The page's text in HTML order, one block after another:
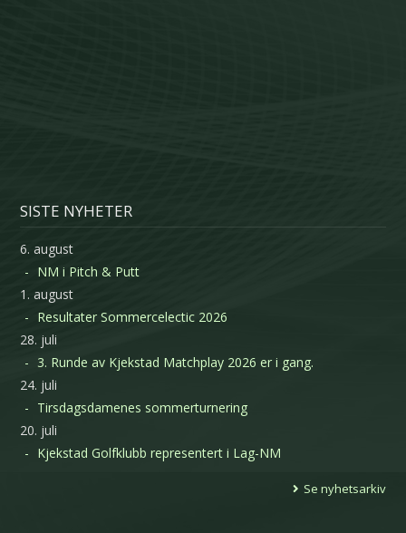
SISTE NYHETER
6. august
NM i Pitch & Putt
1. august
Resultater Sommercelectic 2026
28. juli
3. Runde av Kjekstad Matchplay 2026 er i gang.
24. juli
Tirsdagsdamenes sommerturnering
20. juli
Kjekstad Golfklubb representert i Lag-NM
Se nyhetsarkiv